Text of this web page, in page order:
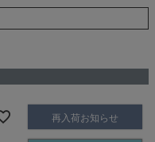
再入荷お知らせ